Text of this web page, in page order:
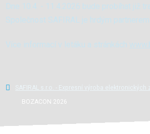
SAFIRAL s.r.o. - Expresní výroba elektronických
BOZACON 2026